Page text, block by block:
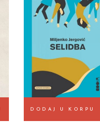
DODAJ U KORPU